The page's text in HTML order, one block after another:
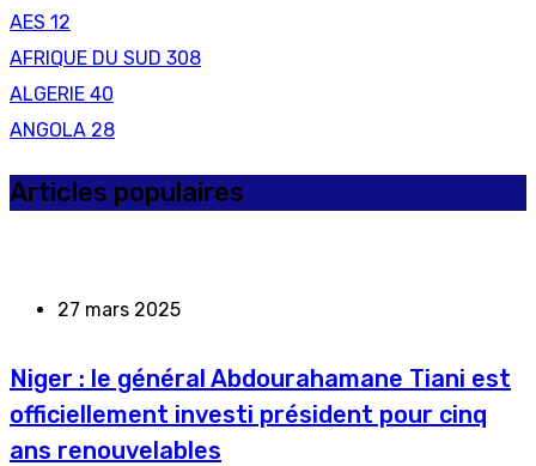
AES 12
AFRIQUE DU SUD 308
ALGERIE 40
ANGOLA 28
Articles populaires
27 mars 2025
Niger : le général Abdourahamane Tiani est
officiellement investi président pour cinq
ans renouvelables